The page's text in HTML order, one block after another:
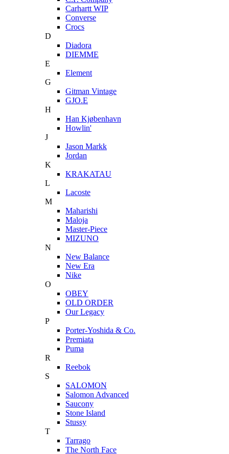
Carhartt WIP
Converse
Crocs
D
Diadora
DIEMME
E
Element
G
Gitman Vintage
GJO.E
H
Han Kjøbenhavn
Howlin'
J
Jason Markk
Jordan
K
KRAKATAU
L
Lacoste
M
Maharishi
Maloja
Master-Piece
MIZUNO
N
New Balance
New Era
Nike
O
OBEY
OLD ORDER
Our Legacy
P
Porter-Yoshida & Co.
Premiata
Puma
R
Reebok
S
SALOMON
Salomon Advanced
Saucony
Stone Island
Stussy
T
Tarrago
The North Face